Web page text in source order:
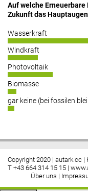
Auf welche
Zukunft das
Wasserkraft
Windkraft
Photovoltaik
Biomasse
gar keine (bei fossilen
Copyright 2020 | autark.cc
T +43 664 314 15 15 |
Über uns |